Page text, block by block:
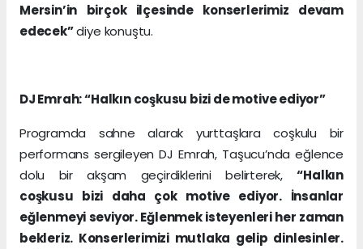
Mersin’in birçok ilçesinde konserlerimiz devam
edecek”diye konuştu.
DJ Emrah: “Halkın coşkusu bizi de motive ediyor”
Programda sahne alarak yurttaşlara coşkulu bir
performans sergileyen DJ Emrah, Taşucu’nda eğlence
dolu bir akşam geçirdiklerini belirterek,“Halkın
coşkusu bizi daha çok motive ediyor. İnsanlar
eğlenmeyi seviyor. Eğlenmek isteyenleri her zaman
bekleriz. Konserlerimizi mutlaka gelip dinlesinler.